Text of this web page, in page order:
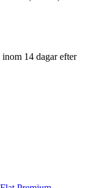
14 dagar efter